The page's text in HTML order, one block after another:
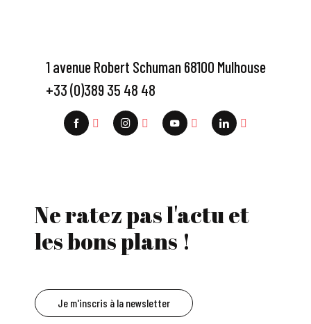
1 avenue Robert Schuman 68100 Mulhouse
+33 (0)389 35 48 48
Ne ratez pas l'actu et
les bons plans !
Je m'inscris à la newsletter